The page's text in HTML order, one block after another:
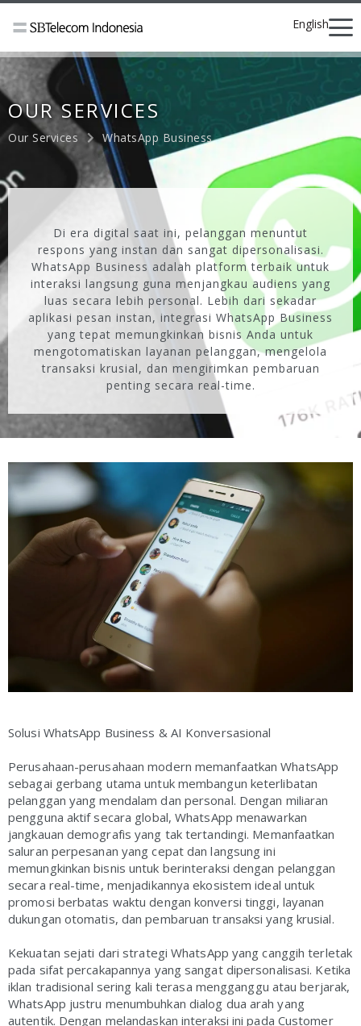
English
OUR SERVICES
Our Services WhatsApp Business
Di era digital saat ini, pelanggan menuntut
respons yang instan dan sangat dipersonalisasi.
WhatsApp Business adalah platform terbaik untuk
interaksi langsung guna menjangkau audiens yang
luas secara lebih personal. Lebih dari sekadar
aplikasi pesan instan, integrasi WhatsApp Business
yang tepat memungkinkan bisnis Anda untuk
mengotomatiskan layanan pelanggan, mengelola
transaksi krusial, dan mengirimkan pembaruan
penting secara real-time.
Solusi WhatsApp Business & AI Konversasional
Perusahaan-perusahaan modern memanfaatkan WhatsApp
sebagai gerbang utama untuk membangun keterlibatan
pelanggan yang mendalam dan personal. Dengan miliaran
pengguna aktif secara global, WhatsApp menawarkan
jangkauan demografis yang tak tertandingi. Memanfaatkan
saluran perpesanan yang cepat dan langsung ini
memungkinkan bisnis untuk berinteraksi dengan pelanggan
secara real-time, menjadikannya ekosistem ideal untuk
promosi berbatas waktu dengan konversi tinggi, layanan
dukungan otomatis, dan pembaruan transaksi yang krusial.
Kekuatan sejati dari strategi WhatsApp yang canggih terletak
pada sifat percakapannya yang sangat dipersonalisasi. Ketika
iklan tradisional sering kali terasa mengganggu atau berjarak,
WhatsApp justru menumbuhkan dialog dua arah yang
autentik. Dengan melandaskan interaksi ini pada Customer